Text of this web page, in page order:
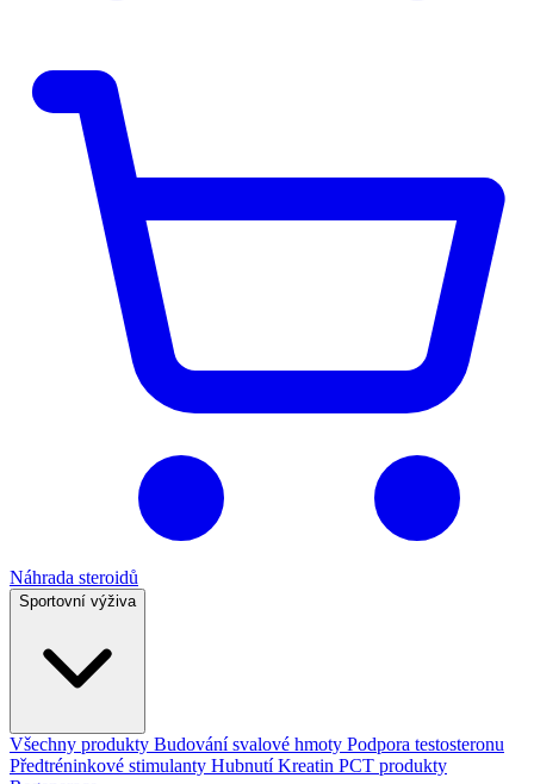
Náhrada steroidů
Sportovní výživa
Všechny produkty Budování svalové hmoty Podpora testosteronu
Předtréninkové stimulanty HubnutíKreatin PCT produkty